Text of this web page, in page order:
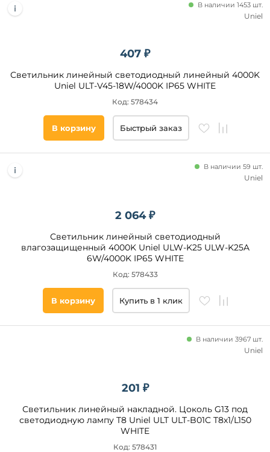
Белый
Серебрянный
Материал
плафона
плафона
Материал
основания
407 ₽
Светильник линейный светодиодный линейный 4000K
Uniel ULT-V45-18W/4000K IP65 WHITE
В наличии 1453 шт.
Код: 578434
Uniel
В корзину Быстрый заказ
2 064 ₽
Светильник линейный светодиодный
влагозащищенный 4000K Uniel ULW-K25 ULW-K25A
6W/4000K IP65 WHITE
В наличии 59 шт.
Код: 578433
Uniel
В корзину Купить в 1 клик
201 ₽
Светильник линейный накладной. Цоколь G13 под
светодиодную лампу T8 Uniel ULT ULT-B01C T8x1/L150
WHITE
В наличии 3967 шт.
Код: 578431
Uniel